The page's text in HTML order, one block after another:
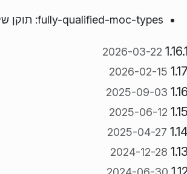
fully-qualified-moc-types: תוקן שלילי כוזב שחזר לסוגי מצביע/הפניה ב־generics (כלליים).
1.16.1
2026-03-22
1.17
2026-02-15
1.16
2025-09-03
1.15
2025-06-12
1.14
2025-04-27
1.13
2024-12-28